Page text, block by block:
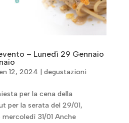
– Lunedì 29 Gennaio
12, 2024 degustazioni
per la cena della
per la serata del 29/01,
31/01 Anche